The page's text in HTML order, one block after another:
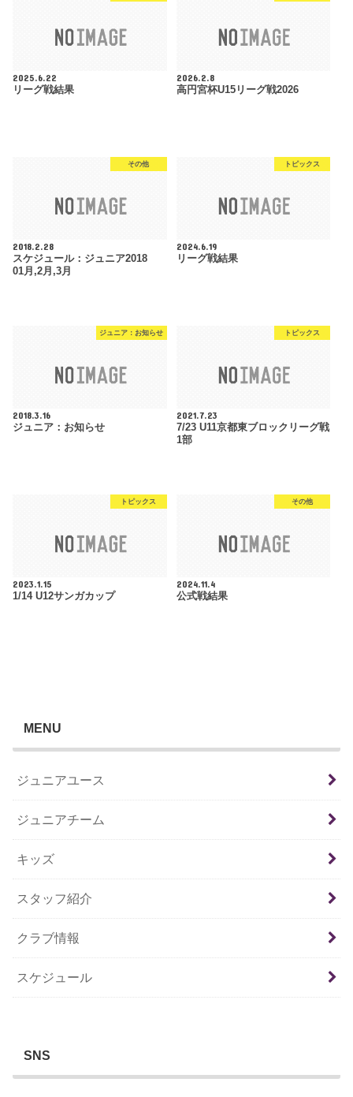
2025.6.22
リーグ戦結果
2026.2.8
高円宮杯U15リーグ戦2026
その他
2018.2.28
スケジュール：ジュニア2018
01月,2月,3月
トピックス
2024.6.19
リーグ戦結果
ジュニア：お知らせ
2018.3.16
ジュニア：お知らせ
トピックス
2021.7.23
7/23 U11京都東ブロックリーグ戦
1部
トピックス
2023.1.15
1/14 U12サンガカップ
その他
2024.11.4
公式戦結果
MENU
ジュニアユース
ジュニアチーム
キッズ
スタッフ紹介
クラブ情報
スケジュール
SNS